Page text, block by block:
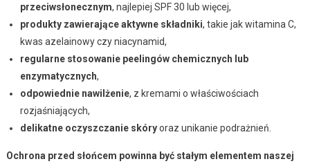
przeciwsłonecznym, najlepiej SPF 30 lub więcej,
produkty zawierające aktywne składniki, takie jak witamina C,
kwas azelainowy czy niacynamid,
regularne stosowanie peelingów chemicznych lub
enzymatycznych,
odpowiednie nawilżenie, z kremami o właściwościach
rozjaśniających,
delikatne oczyszczanie skóryoraz unikanie podrażnień.
Ochrona przed słońcem powinna być stałym elementem naszej